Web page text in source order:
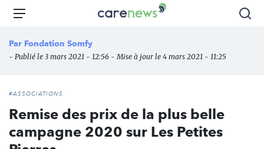
Aller
principal
Carenews,
des
Menu
Par Fondation Somfy
- Publié le 3 mars 2021 - 12:56 - Mise à jour le 4 mars 2021 - 11:25
#ASSOCIATIONS
Remise des prix de la plus belle
campagne 2020 sur Les Petites